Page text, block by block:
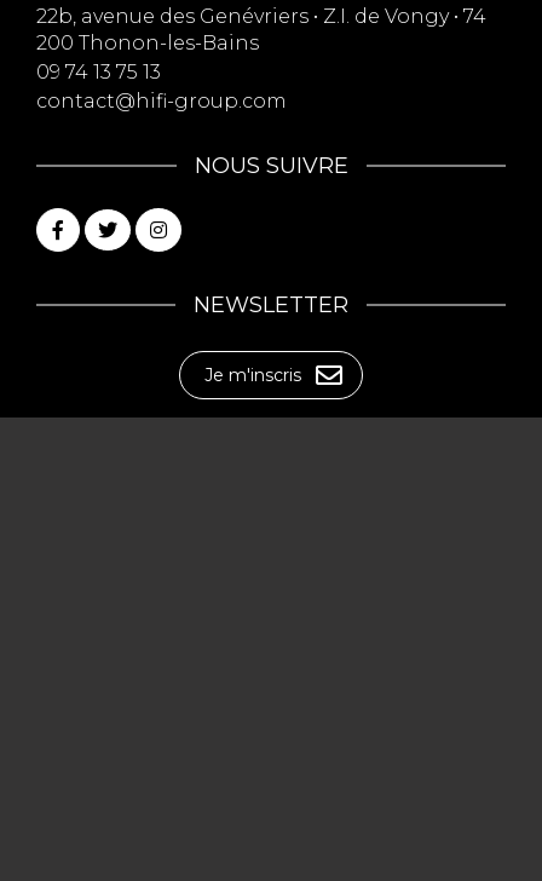
22b, avenue des Genévriers • Z.I. de Vongy • 74
200 Thonon-les-Bains
09 74 13 75 13
contact@hifi-group.com
NOUS SUIVRE
NEWSLETTER
Je m'inscris